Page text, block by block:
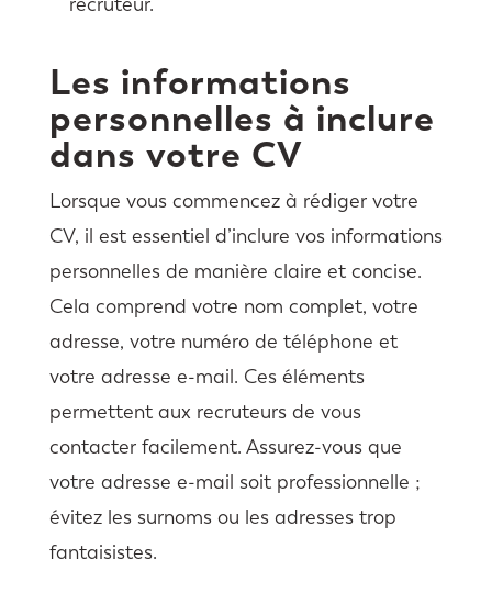
Les informations
personnelles à inclure
dans votre CV
Lorsque vous commencez à rédiger votre
CV, il est essentiel d’inclure vos informations
personnelles de manière claire et concise.
Cela comprend votre nom complet, votre
adresse, votre numéro de téléphone et
votre adresse e-mail. Ces éléments
permettent aux recruteurs de vous
contacter facilement. Assurez-vous que
votre adresse e-mail soit professionnelle ;
évitez les surnoms ou les adresses trop
fantaisistes.